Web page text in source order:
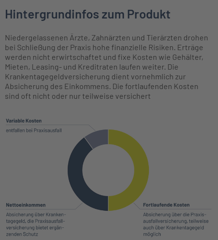
Hintergrundinfos zum Produkt
Niedergelassenen Ärzte, Zahnärzten und Tierärzten drohen
bei Schließung der Praxis hohe finanzielle Risiken. Erträge
werden nicht erwirtschaftet und fixe Kosten wie Gehälter,
Mieten, Leasing- und Kreditraten laufen weiter. Die
Krankentagegeldversicherung dient vornehmlich zur
Absicherung des Einkommens. Die fortlaufenden Kosten
sind oft nicht oder nur teilweise versichert